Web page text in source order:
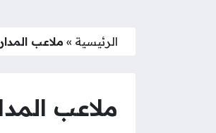
الرئيسية » ملاعب
ملاعب